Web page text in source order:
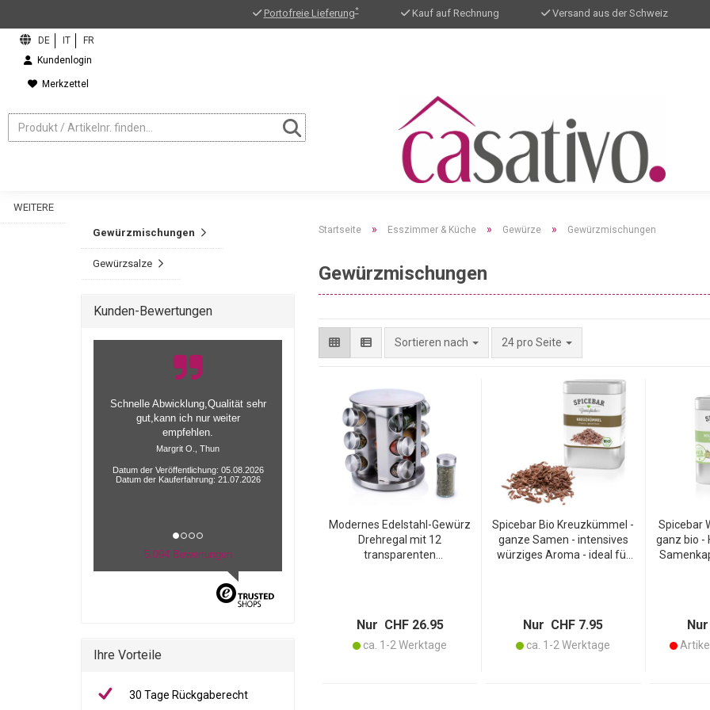
Portofreie Lieferung* Kauf auf Rechnung Versand aus der Schweiz
Kundenlogin
Merkzettel
WEITERE
Startseite » Esszimmer & Küche » Gewürze » Gewürzmischungen
Gewürzmischungen
Sortieren nach 24 pro Seite
Modernes Edelstahl-Gewürz
Drehregal mit 12
transparenten
Nur CHF 26.95
ca. 1-2 Werktage
Spicebar Bio Kreuzkümmel -
ganze Samen - intensives
würziges Aroma - ideal für
Nur CHF 7.95
ca. 1-2 Werktage
Spicebar
ganz bio -
Gewürzmischungen
Gewürzsalze
Kunden-Bewertungen
Schnelle Abwicklung,Qualität sehr
gut,kann ich nur weiter
empfehlen.
Margrit O., Thun
Datum der Veröffentlichung: 05.08.2026
Datum der Kauferfahrung: 21.07.2026
5.094 Bewertungen
Ihre Vorteile
30 Tage Rückgaberecht